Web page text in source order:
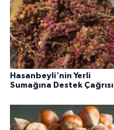
Hasanbeyli'nin Yerli
Sumağına Destek Çağrısı